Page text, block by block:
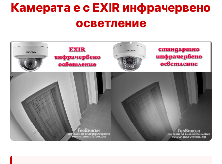
Камерата е с EXIR инфрачервено
осветление